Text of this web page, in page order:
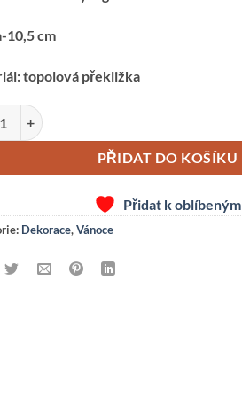
10,5 cm
topolová překližka
modrý množství
PŘIDAT DO KOŠÍKU
Přidat k oblíbeným
Dekorace,Vánoce